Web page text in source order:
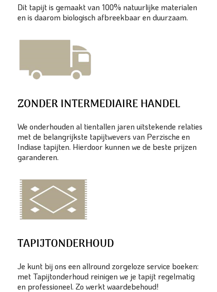
Dit tapijt is gemaakt van 100% natuurlijke materialen
en is daarom biologisch afbreekbaar en duurzaam.
ZONDER INTERMEDIAIRE HANDEL
We onderhouden al tientallen jaren uitstekende relaties
met de belangrijkste tapijtwevers van Perzische en
Indiase tapijten. Hierdoor kunnen we de beste prijzen
garanderen.
TAPIJTONDERHOUD
Je kunt bij ons een allround zorgeloze service boeken:
met Tapijtonderhoud reinigen we je tapijt regelmatig
en professioneel. Zo werkt waardebehoud!